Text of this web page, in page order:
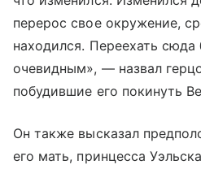
перерос свое окружение,
находился. Переехать
очевидным», — назвал
побудившие его покинуть
Он также высказал
его мать, принцесса